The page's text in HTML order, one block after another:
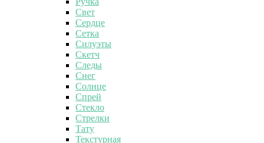
Свет
Сердце
Сетка
Силуэты
Скетч
Следы
Снег
Солнце
Спрей
Стекло
Стрелки
Тату
Текстурная